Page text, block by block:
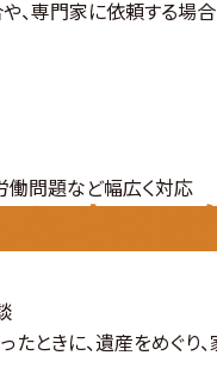
専門家に依頼する場合
働問題など幅広く対応
ときに、遺産をめぐり